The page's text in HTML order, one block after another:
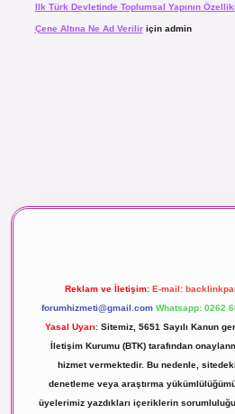
Ilk Türk Devletinde Toplumsal Yapının
Çene Altına Ne Ad Veriliriçin admin
Reklam ve İletişim: E-mail:
forumhizmeti@gmail.com Whatsapp: 0262
Yasal Uyarı: Sitemiz, 5651 Sayılı Kanun
İletişim Kurumu (BTK) tarafından
hizmet vermektedir. Bu nedenle,
denetleme veya araştırma
üyelerimiz yazdıkları içeriklerin